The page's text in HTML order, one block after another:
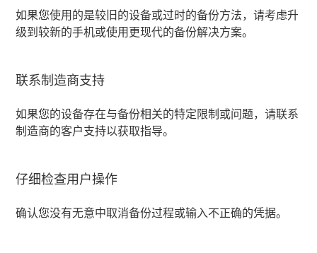
如果您使用的是较旧的设备或过时的备份方法，请考虑升
级到较新的手机或使用更现代的备份解决方案。
联系制造商支持
如果您的设备存在与备份相关的特定限制或问题，请联系
制造商的客户支持以获取指导。
仔细检查用户操作
确认您没有无意中取消备份过程或输入不正确的凭据。